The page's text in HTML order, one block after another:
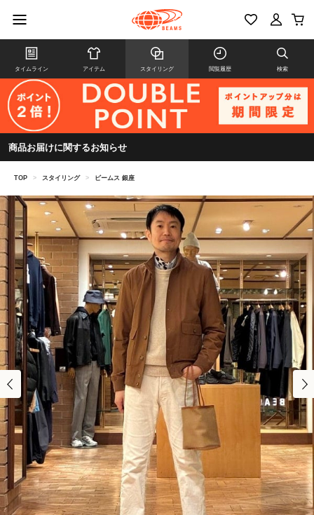
タイムライン アイテム スタイリング 閲覧履歴 検索
商品お届けに関するお知らせ
TOP > スタイリング > ビームス 銀座